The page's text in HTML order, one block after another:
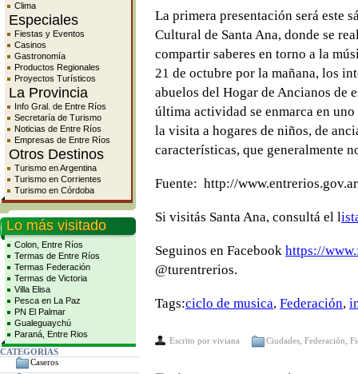
Clima
Especiales
Fiestas y Eventos
Casinos
Gastronomía
Productos Regionales
Proyectos Turísticos
La Provincia
Info Gral. de Entre Ríos
Secretaría de Turismo
Noticias de Entre Ríos
Empresas de Entre Ríos
Otros Destinos
Turismo en Argentina
Turismo en Corrientes
Turismo en Córdoba
Lo más visitado
Colon, Entre Ríos
Termas de Entre Ríos
Termas Federación
Termas de Victoria
Villa Elisa
Pesca en La Paz
PN El Palmar
Gualeguaychú
Paraná, Entre Rios
CATEGORÍAS
Caseros
La primera presentación será este
Cultural de Santa Ana, donde se
compartir saberes en torno a la
21 de octubre por la mañana, los
abuelos del Hogar de Ancianos de
última actividad se enmarca en
la visita a hogares de niños, de
características, que generalmente
Fuente: http://www.entrerios.gov.ar
Si visitás Santa Ana, consultá el l
Seguinos en Facebook https://
@turentrerios.
Tags:ciclo de musica, Federación,
Escrito por viviana Ciudades Federación